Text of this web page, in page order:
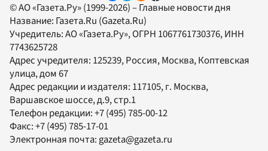
© АО «Газета.Ру» (1999-2026) – Главные новости дня
Название: Газета.Ru (Gazeta.Ru)
Учредитель:АО «Газета.Ру», ОГРН 1067761730376, ИНН
7743625728
Адрес учредителя: 125239, Россия, Москва, Коптевская
улица, дом 67
Адрес редакции и издателя: 117105, г. Москва,
Варшавское шоссе, д.9, стр.1
Телефон редакции:+7 (495) 785-00-12
Факс:+7 (495) 785-17-01
Электронная почта:gazeta@gazeta.ru